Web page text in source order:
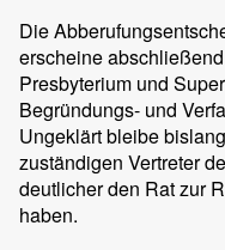
Die
erscheine
Presbyterium und
Begründungs- und
Ungeklärt bleibe
zuständigen Vertreter
deutlicher den Rat zur
haben.